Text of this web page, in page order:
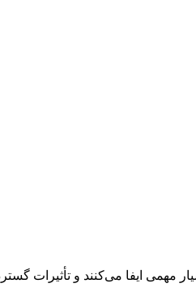
گرافیک نقش بسیار مهمی ایفا می‌کنند و